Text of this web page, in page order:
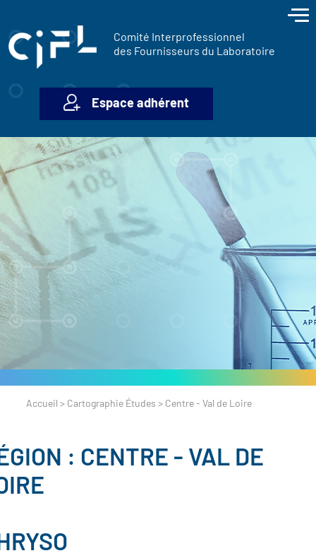
Comité Interprofessionnel
des Fournisseurs du Laboratoire
Espace adhérent
Accueil > Cartographie Études > Centre - Val de Loire
: CENTRE - VAL DE